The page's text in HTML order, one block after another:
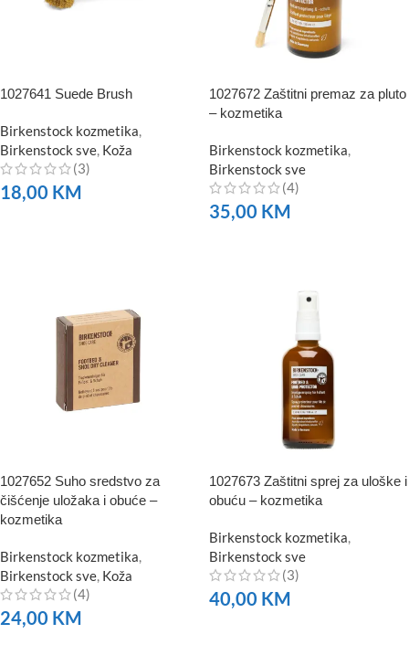
1027641 Suede Brush
Birkenstock kozmetika
Birkenstock sve Koža
(3)
18,00 KM
1027672 Zaštitni premaz za pluto
– kozmetika
Birkenstock kozmetika
Birkenstock sve
(4)
35,00 KM
1027652 Suho sredstvo za
čišćenje uložaka i obuće –
kozmetika
Birkenstock kozmetika
Birkenstock sve Koža
(4)
24,00 KM
1027673 Zaštitni sprej za uloške i
obuću – kozmetika
Birkenstock kozmetika
Birkenstock sve
(3)
40,00 KM